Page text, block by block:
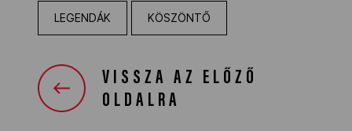
LEGENDÁK KÖSZÖNTŐ
VISSZA AZ ELŐZŐ
OLDALRA